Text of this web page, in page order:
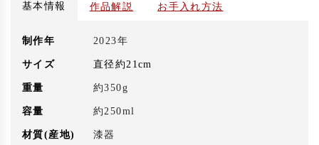
基本情報 作品解説 お手入れ方法
制作年 2023年
サイズ 直径約21cm
重量 約350g
容量 約250ml
材質(産地) 漆器